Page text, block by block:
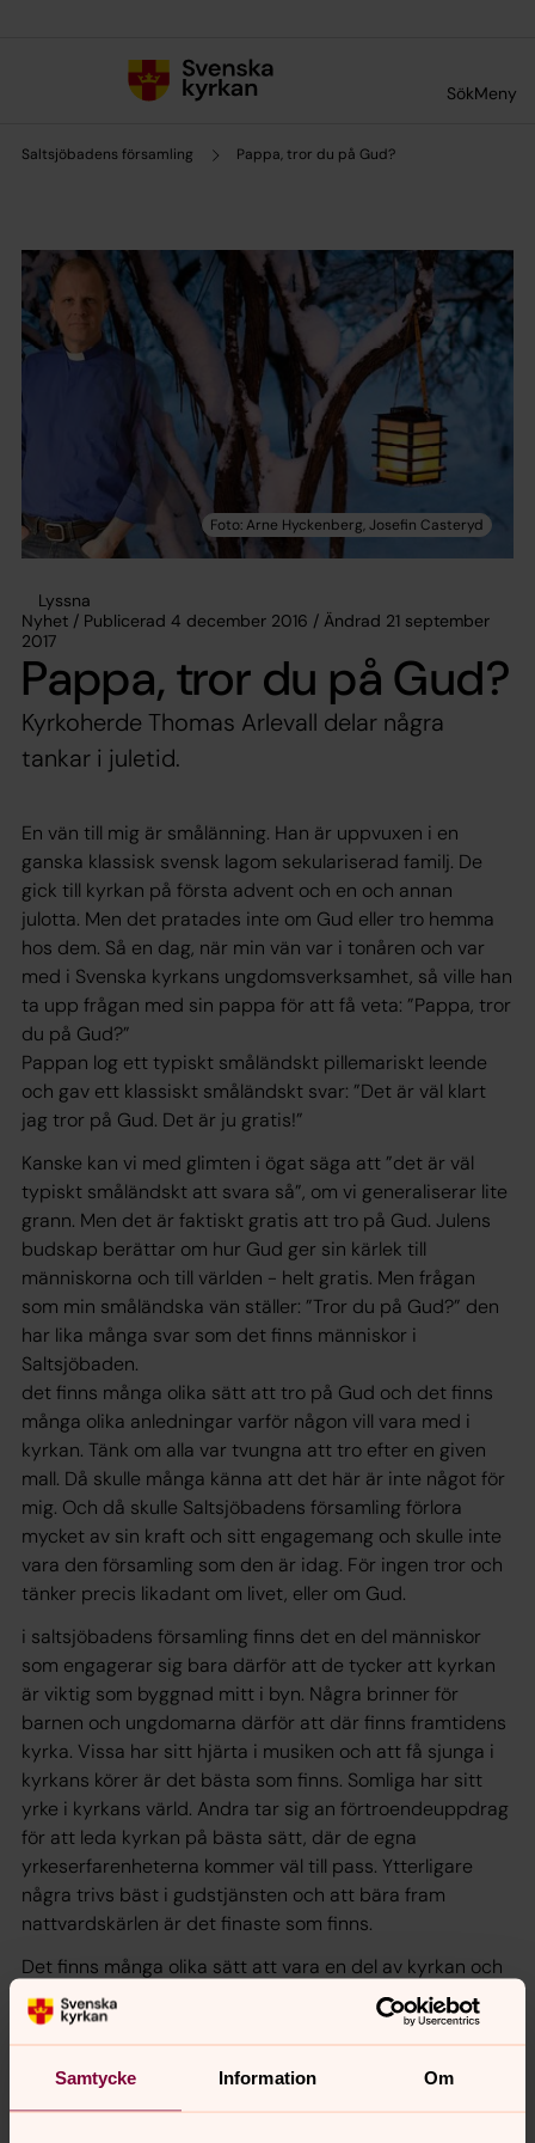
Samtycke Information Om
SökMeny
Saltsjöbadens församling Pappa, tror du på Gud?
Lyssna
Nyhet / Publicerad 4 december 2016 / Ändrad 21 september
2017
Pappa, tror du på Gud?
Kyrkoherde Thomas Arlevall delar några
tankar i juletid.
En vän till mig är smålänning. Han är uppvuxen i en
ganska klassisk svensk lagom sekulariserad familj. De
gick till kyrkan på första advent och en och annan
julotta. Men det pratades inte om Gud eller tro hemma
hos dem. Så en dag, när min vän var i tonåren och var
med i Svenska kyrkans ungdomsverksamhet, så ville han
ta upp frågan med sin pappa för att få veta: ”Pappa, tror
du på Gud?”
Pappan log ett typiskt småländskt pillemariskt leende
och gav ett klassiskt småländskt svar: ”Det är väl klart
jag tror på Gud. Det är ju gratis!”
Kanske kan vi med glimten i ögat säga att ”det är väl
typiskt småländskt att svara så”, om vi generaliserar lite
grann. Men det är faktiskt gratis att tro på Gud. Julens
budskap berättar om hur Gud ger sin kärlek till
människorna och till världen - helt gratis. Men frågan
som min småländska vän ställer: ”Tror du på Gud?” den
har lika många svar som det finns människor i
Saltsjöbaden.
det finns många olika sätt att tro på Gud och det finns
många olika anledningar varför någon vill vara med i
kyrkan. Tänk om alla var tvungna att tro efter en given
mall. Då skulle många känna att det här är inte något för
mig. Och då skulle Saltsjöbadens församling förlora
mycket av sin kraft och sitt engagemang och skulle inte
vara den församling som den är idag. För ingen tror och
tänker precis likadant om livet, eller om Gud.
i saltsjöbadens församling finns det en del människor
som engagerar sig bara därför att de tycker att kyrkan
är viktig som byggnad mitt i byn. Några brinner för
barnen och ungdomarna därför att där finns framtidens
kyrka. Vissa har sitt hjärta i musiken och att få sjunga i
kyrkans körer är det bästa som finns. Somliga har sitt
yrke i kyrkans värld. Andra tar sig an förtroendeuppdrag
för att leda kyrkan på bästa sätt, där de egna
yrkeserfarenheterna kommer väl till pass. Ytterligare
några trivs bäst i gudstjänsten och att bära fram
nattvardskärlen är det finaste som finns.
Det finns många olika sätt att vara en del av kyrkan och
av församlingen. Därför att vi är många olika människor.
Och det är just det som gör kyrkan så spännande.
Det finns plats för oss alla, oavsett hur vår tro ser ut, eller
kanske inte ser ut. I Saltsjöbadens församling vill vi att
människor ska få plats!